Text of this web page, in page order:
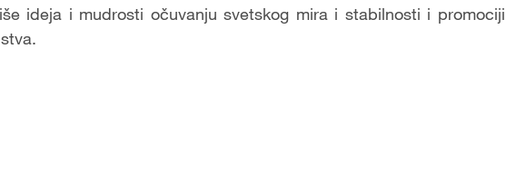
ideja i mudrosti očuvanju svetskog mira i stabilnosti i promociji